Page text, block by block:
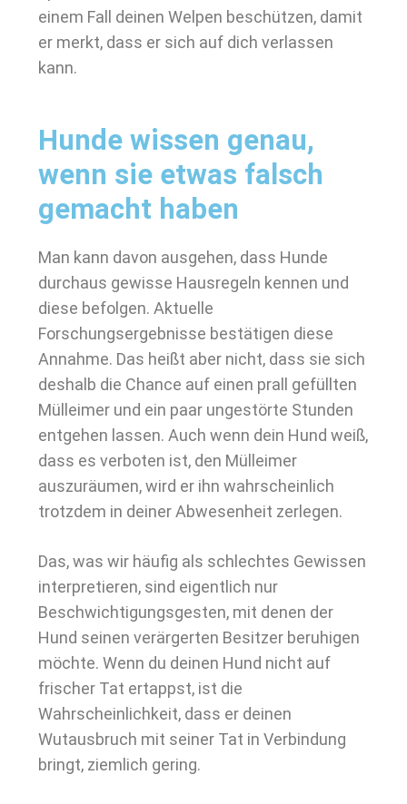
einem Fall deinen Welpen beschützen, damit
er merkt, dass er sich auf dich verlassen
kann.
Hunde wissen genau,
wenn sie etwas falsch
gemacht haben
Man kann davon ausgehen, dass Hunde
durchaus gewisse Hausregeln kennen und
diese befolgen. Aktuelle
Forschungsergebnisse bestätigen diese
Annahme. Das heißt aber nicht, dass sie sich
deshalb die Chance auf einen prall gefüllten
Mülleimer und ein paar ungestörte Stunden
entgehen lassen. Auch wenn dein Hund weiß,
dass es verboten ist, den Mülleimer
auszuräumen, wird er ihn wahrscheinlich
trotzdem in deiner Abwesenheit zerlegen.
Das, was wir häufig als schlechtes Gewissen
interpretieren, sind eigentlich nur
Beschwichtigungsgesten, mit denen der
Hund seinen verärgerten Besitzer beruhigen
möchte. Wenn du deinen Hund nicht auf
frischer Tat ertappst, ist die
Wahrscheinlichkeit, dass er deinen
Wutausbruch mit seiner Tat in Verbindung
bringt, ziemlich gering.